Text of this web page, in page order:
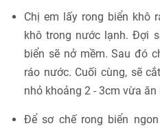
Chị em lấy rong biển khô
khô trong nước lạnh. Đợi
biển sẽ nở mềm. Sau đó
ráo nước. Cuối cùng, sẽ
nhỏ khoảng 2 - 3cm vừa
Để sơ chế rong biển